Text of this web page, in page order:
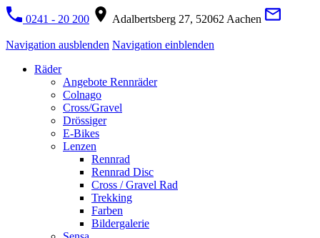
0241 - 20 200 Adalbertsberg 27, 52062 Aachen
Navigation ausblenden Navigation einblenden
Räder
Angebote Rennräder
Colnago
Cross/Gravel
Drössiger
E-Bikes
Lenzen
Rennrad
Rennrad Disc
Cross / Gravel Rad
Trekking
Farben
Bildergalerie